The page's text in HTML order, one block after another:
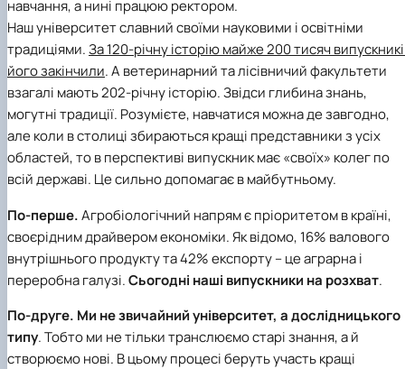
навчання, а нині працюю ректором.
Наш університет славний своїми науковими і освітніми
традиціями.За 120-річну історію майже 200 тисяч
його закінчили. А ветеринарний та лісівничий факультети
взагалі мають 202-річну історію. Звідси глибина знань,
могутні традиції. Розумієте, навчатися можна де завгодно,
але коли в столиці збираються кращі представники з усіх
областей, то в перспективі випускник має «своїх» колег по
всій державі. Це сильно допомагає в майбутньому.
По-перше.Агробіологічний напрям є пріоритетом в країні,
своєрідним драйвером економіки. Як відомо, 16% валового
внутрішнього продукту та 42% експорту – це аграрна і
переробна галузі.Сьогодні наші випускники на розхват.
По-друге. Ми не звичайний університет, а дослідницького
типу. Тобто ми не тільки транслюємо старі знання, а й
створюємо нові. В цьому процесі беруть участь кращі